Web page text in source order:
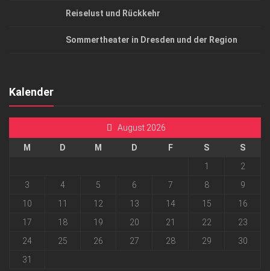
Reiselust und Rückkehr
Sommertheater in Dresden und der Region
Kalender
August 2026
M D M D F S
S
1
2
3
4 5 6 7 8
9
10
11 12 13 14 15
16
17
18 19 20 21 22
23
24
25 26 27 28 29
30
31